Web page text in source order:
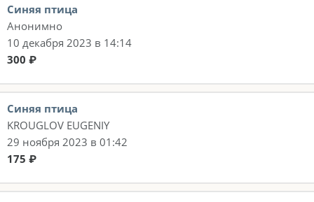
Синяя птица
Анонимно
10 декабря 2023 в 14:14
300 ₽
Синяя птица
KROUGLOV EUGENIY
29 ноября 2023 в 01:42
175 ₽